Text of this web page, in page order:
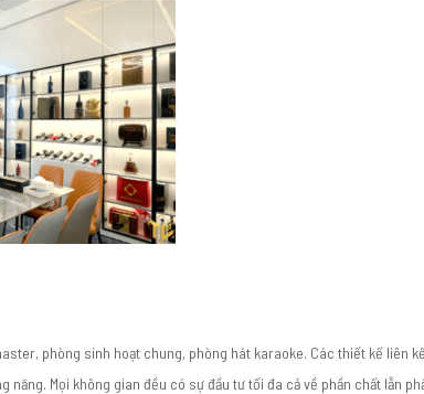
phòng sinh hoạt chung, phòng hát karaoke. Các thiết kế liên
Mọi không gian đều có sự đầu tư tối đa cả về phần chất lẫn